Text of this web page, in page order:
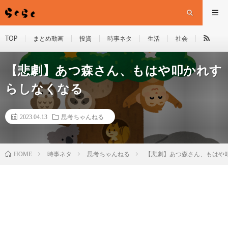
TOP まとめ動画 投資 時事ネタ 生活 社会
【悲劇】あつ森さん、もはや叩かれす
らしなくなる
2023.04.13 思考ちゃんねる
HOME 時事ネタ 思考ちゃんねる 【悲劇】あつ森さん、もはや